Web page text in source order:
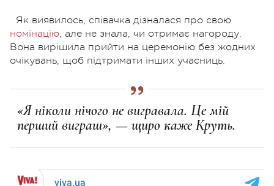
Як виявилось, співачка дізналася про свою
номінацію, але не знала, чи отримає нагороду.
Вона вирішила прийти на церемонію без жодних
очікувань, щоб підтримати інших учасниць.
«Я ніколи нічого не вигравала. Це мій
перший виграш», — щиро каже Круть.